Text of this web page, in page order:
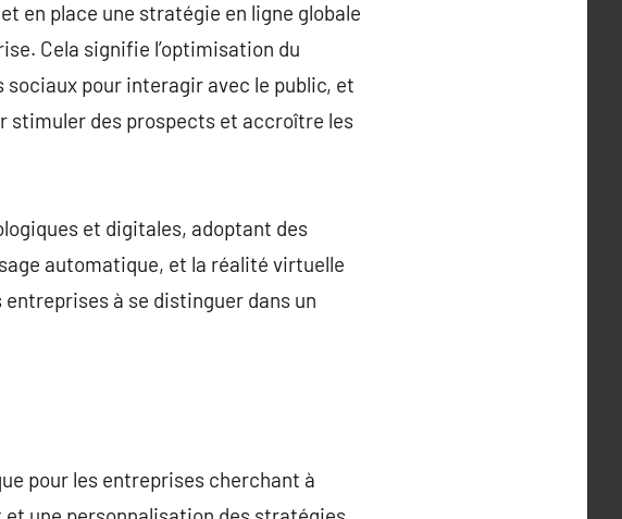
en place une stratégie en ligne globale
Cela signifie l’optimisation du
pour interagir avec le public, et
stimuler des prospects et accroître les
et digitales, adoptant des
automatique, et la réalité virtuelle
à se distinguer dans un
pour les entreprises cherchant à